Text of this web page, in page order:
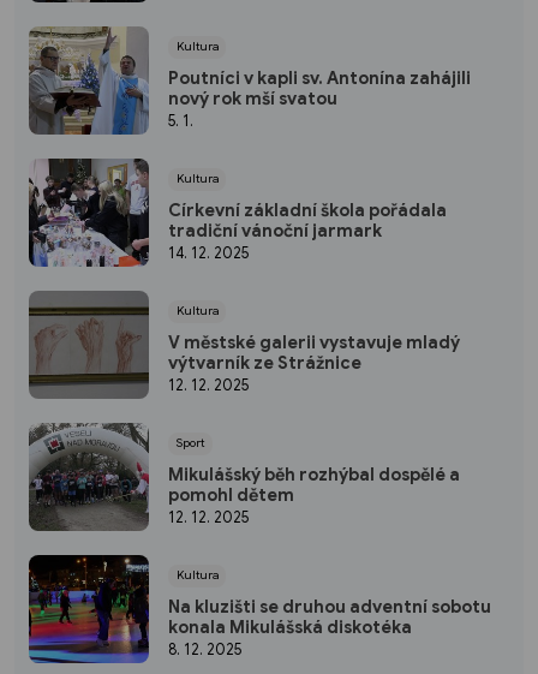
Kultura
Poutníci v kapli sv. Antonína zahájili
nový rok mší svatou
5. 1.
Kultura
Církevní základní škola pořádala
tradiční vánoční jarmark
14. 12. 2025
Kultura
V městské galerii vystavuje mladý
výtvarník ze Strážnice
12. 12. 2025
Sport
Mikulášský běh rozhýbal dospělé a
pomohl dětem
12. 12. 2025
Kultura
Na kluzišti se druhou adventní sobotu
konala Mikulášská diskotéka
8. 12. 2025